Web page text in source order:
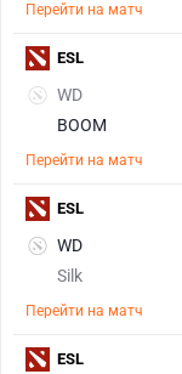
Перейти на матч
WD
BOOM
Перейти на матч
ESL
WD
Silk
Перейти на матч
ESL
ESL